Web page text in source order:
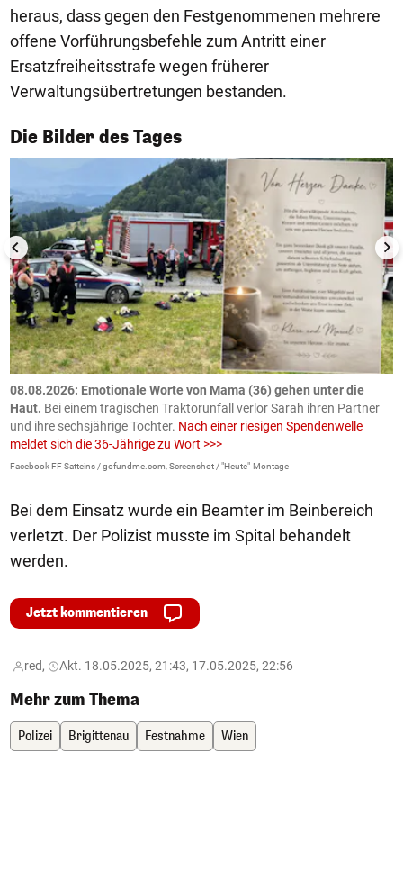
heraus, dass gegen den Festgenommenen mehrere
offene Vorführungsbefehle zum Antritt einer
Ersatzfreiheitsstrafe wegen früherer
Verwaltungsübertretungen bestanden.
Die Bilder des Tages
1/50
08.08.2026: Emotionale Worte von Mama (36) gehen unter die
Haut. Bei einem tragischen Traktorunfall verlor Sarah ihren Partner
und ihre sechsjährige Tochter. Nach einer riesigen Spendenwelle
meldet sich die 36-Jährige zu Wort >>>
Facebook FF Satteins / gofundme.com, Screenshot / "Heute"-Montage
Bei dem Einsatz wurde ein Beamter im Beinbereich
verletzt. Der Polizist musste im Spital behandelt
werden.
Jetzt kommentieren
red, Akt. 18.05.2025, 21:43, 17.05.2025, 22:56
Mehr zum Thema
Polizei Brigittenau Festnahme Wien